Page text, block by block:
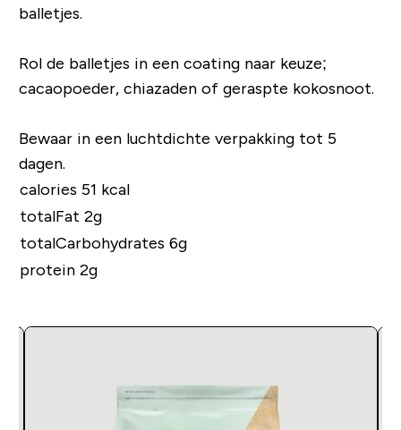
balletjes.
Rol de balletjes in een coating naar keuze;
cacaopoeder, chiazaden of geraspte kokosnoot.
Bewaar in een luchtdichte verpakking tot 5
dagen.
calories 51 kcal
totalFat 2g
totalCarbohydrates 6g
protein 2g